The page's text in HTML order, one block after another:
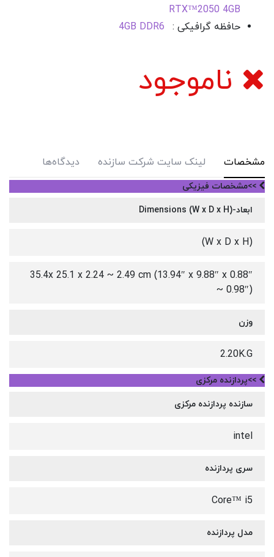
RTX™2050 4GB
حافظه گرافیکی :
4GB DDR6
ناموجود
مشخصات لینک سایت شرکت سازنده دیدگاه‌ها
>>مشخصات فیزیکی
ابعاد-Dimensions (W x D x H)
(W x D x H)
35.4x 25.1 x 2.24 ~ 2.49 cm (13.94″ x 9.88″ x 0.88″
~ 0.98″)
وزن
2.20K.G
>>پردازنده مرکزی
سازنده پردازنده مرکزی
intel
سری پردازنده
Core™ i5
مدل پردازنده